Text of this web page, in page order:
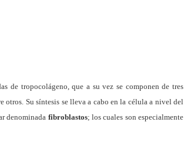
de tropocolágeno, que a su vez se componen de tres
otros. Su síntesis se lleva a cabo en la célula a nivel del
denominada fibroblastos; los cuales son especialmente